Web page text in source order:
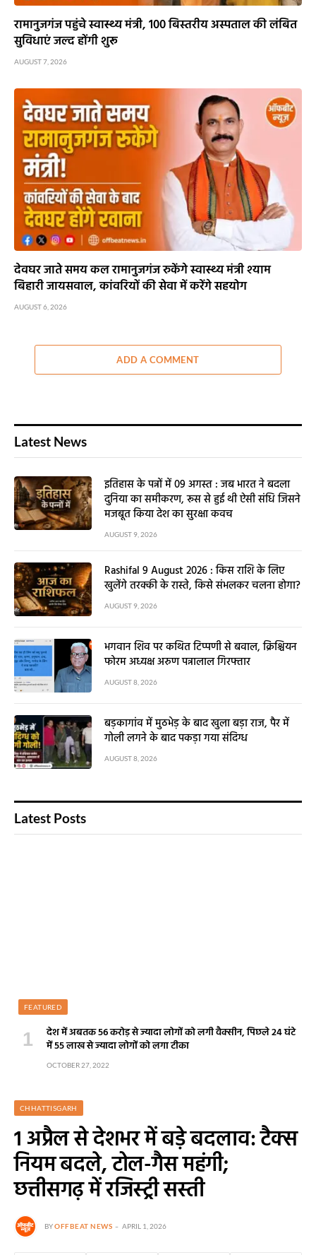
रामानुजगंज पहुंचे स्वास्थ्य मंत्री, 100 बिस्तरीय अस्पताल की लंबित
सुविधाएं जल्द होंगी शुरू
AUGUST 7, 2026
देवघर जाते समय कल रामानुजगंज रुकेंगे स्वास्थ्य मंत्री श्याम
बिहारी जायसवाल, कांवरियों की सेवा में करेंगे सहयोग
AUGUST 6, 2026
ADD A COMMENT
Latest News
इतिहास के पन्नों में 09 अगस्त : जब भारत ने बदला
दुनिया का समीकरण, रूस से हुई थी ऐसी संधि जिसने
मजबूत किया देश का सुरक्षा कवच
AUGUST 9, 2026
Rashifal 9 August 2026 : किस राशि के लिए
खुलेंगे तरक्की के रास्ते, किसे संभलकर चलना होगा?
AUGUST 9, 2026
भगवान शिव पर कथित टिप्पणी से बवाल, क्रिश्चियन
फोरम अध्यक्ष अरुण पन्नालाल गिरफ्तार
AUGUST 8, 2026
बड़कागांव में मुठभेड़ के बाद खुला बड़ा राज, पैर में
गोली लगने के बाद पकड़ा गया संदिग्ध
AUGUST 8, 2026
Latest Posts
FEATURED
देश में अबतक 56 करोड़ से ज्यादा लोगों को लगी वैक्सीन, पिछले 24 घंटे
में 55 लाख से ज्यादा लोगों को लगा टीका
OCTOBER 27, 2022
CHHATTISGARH
1 अप्रैल से देशभर में बड़े बदलाव: टैक्स
नियम बदले, टोल-गैस महंगी;
छत्तीसगढ़ में रजिस्ट्री सस्ती
BYOFFBEAT NEWS APRIL 1, 2026